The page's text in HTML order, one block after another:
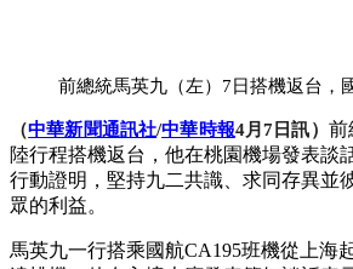
前總統馬英九（左）7日搭機返台，
（中華新聞通訊社/中華時報4月7日訊） 前
陸行程搭機返台，他在桃園機場發表談
行動證明，堅持九二共識、求同存異並
眾的利益。
馬英九一行搭乘國航CA195班機從上海